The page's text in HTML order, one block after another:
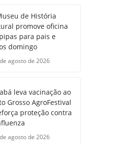
de História
promove oficina
para pais e
domingo
agosto de 2026
leva vacinação ao
Grosso AgroFestival
proteção contra
agosto de 2026